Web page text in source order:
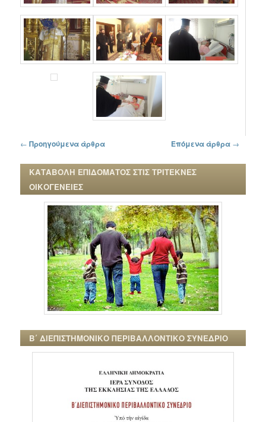
Πλοήγηση στα άρθρα
← Προηγούμενα άρθρα Επόμενα άρθρα →
ΚΑΤΑΒΟΛΗ ΕΠΙΔΟΜΑΤΟΣ ΣΤΙΣ ΤΡΙΤΕΚΝΕΣ
ΟΙΚΟΓΕΝΕΙΕΣ
Β΄ ΔΙΕΠΙΣΤΗΜΟΝΙΚΟ ΠΕΡΙΒΑΛΛΟΝΤΙΚΟ ΣΥΝΕΔΡΙΟ